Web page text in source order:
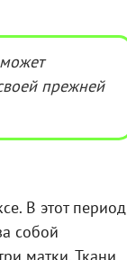
прежней
В этот период
собой